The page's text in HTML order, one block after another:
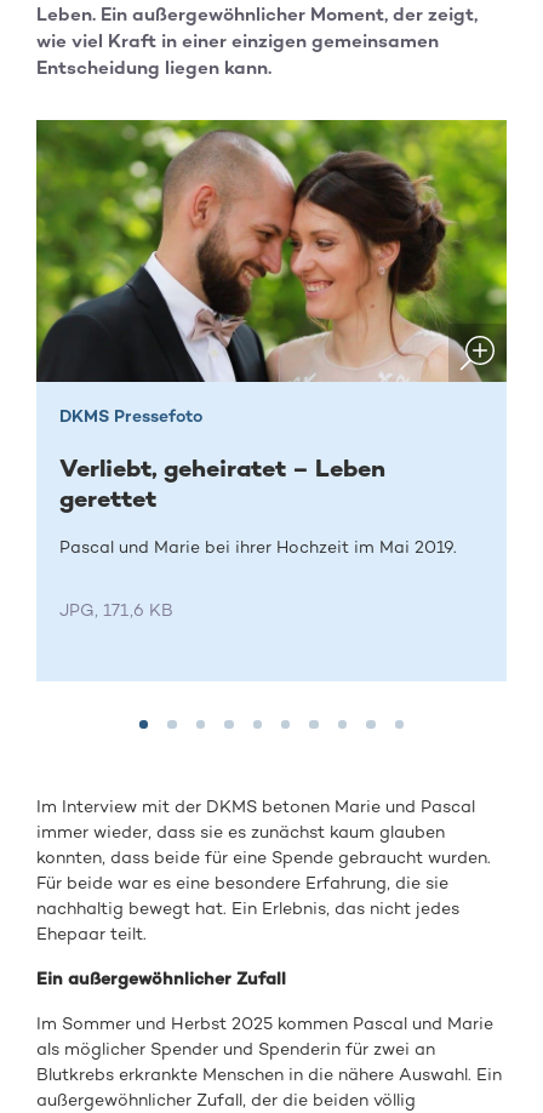
Leben. Ein außergewöhnlicher Moment, der zeigt,
wie viel Kraft in einer einzigen gemeinsamen
Entscheidung liegen kann.
DKMS Pressefoto
Verliebt, geheiratet – Leben
gerettet
Pascal und Marie bei ihrer Hochzeit im Mai 2019.
JPG, 171,6 KB
Im Interview mit der DKMS betonen Marie und Pascal
immer wieder, dass sie es zunächst kaum glauben
konnten, dass beide für eine Spende gebraucht wurden.
Für beide war es eine besondere Erfahrung, die sie
nachhaltig bewegt hat. Ein Erlebnis, das nicht jedes
Ehepaar teilt.
Ein außergewöhnlicher Zufall
Im Sommer und Herbst 2025 kommen Pascal und Marie
als möglicher Spender und Spenderin für zwei an
Blutkrebs erkrankte Menschen in die nähere Auswahl. Ein
außergewöhnlicher Zufall, der die beiden völlig